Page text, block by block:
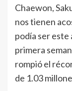
Chaewon,
nos tienen
podía ser este
primera
rompió el
de 1.03